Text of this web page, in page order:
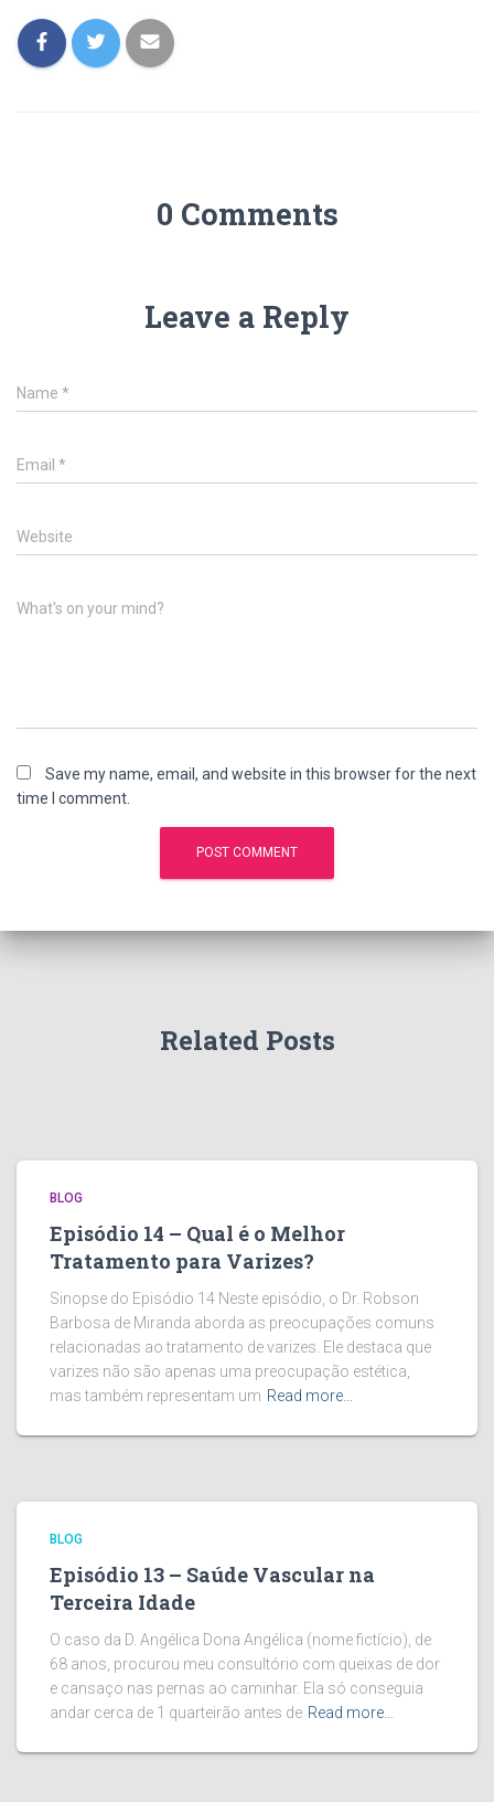
0 Comments
Leave a Reply
Name *
Email *
Website
What's on your mind?
Save my name, email, and website in this browser for the next
time I comment.
Related Posts
BLOG
Episódio 14 – Qual é o Melhor
Tratamento para Varizes?
Sinopse do Episódio 14 Neste episódio, o Dr. Robson
Barbosa de Miranda aborda as preocupações comuns
relacionadas ao tratamento de varizes. Ele destaca que
varizes não são apenas uma preocupação estética,
mas também representam um Read more…
BLOG
Episódio 13 – Saúde Vascular na
Terceira Idade
O caso da D. Angélica Dona Angélica (nome fictício), de
68 anos, procurou meu consultório com queixas de dor
e cansaço nas pernas ao caminhar. Ela só conseguia
andar cerca de 1 quarteirão antes de Read more…